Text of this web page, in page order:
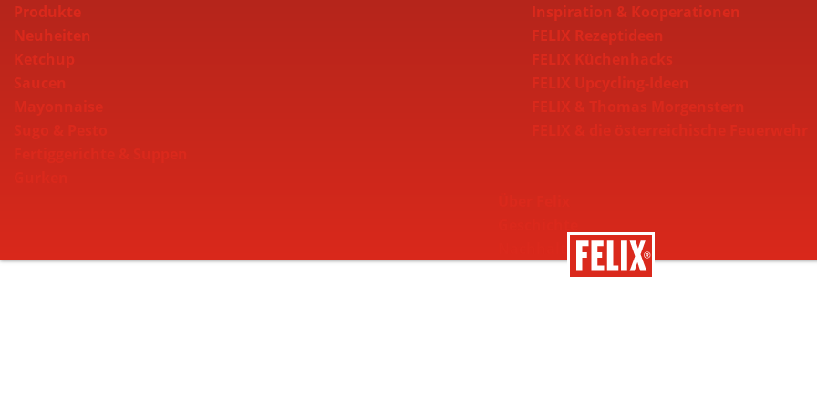
Produkte
Neuheiten
Ketchup
Saucen
Inspiration & Kooperationen
FELIX Rezeptideen
FELIX Küchenhacks
FELIX Upcycling-Ideen
Nachhaltigkeit